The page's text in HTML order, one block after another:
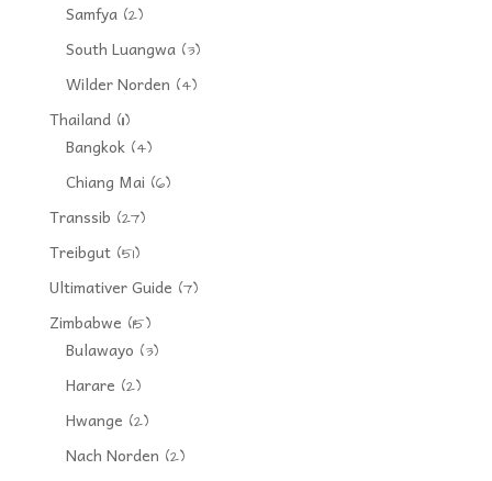
Samfya(2)
South Luangwa(3)
Wilder Norden (4)
Thailand(11)
Bangkok(4)
Chiang Mai (6)
Transsib (27)
Treibgut(51)
Ultimativer Guide (7)
Zimbabwe (15)
Bulawayo (3)
Harare (2)
Hwange (2)
Nach Norden (2)